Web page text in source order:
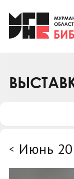
Клуб
Клуб
< Июнь